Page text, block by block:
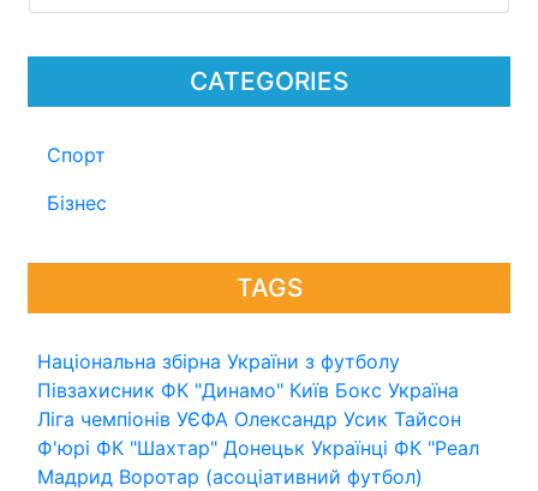
CATEGORIES
Спорт
Бізнес
TAGS
Національна збірна України з футболу
Півзахисник ФК "Динамо" Київ Бокс Україна
Ліга чемпіонів УЄФА Олександр Усик Тайсон
Ф'юрі ФК "Шахтар" Донецьк Українці ФК "Реал
Мадрид Воротар (асоціативний футбол)